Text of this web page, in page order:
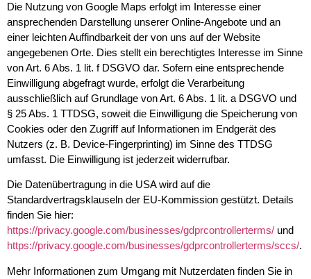
Die Nutzung von Google Maps erfolgt im Interesse einer
ansprechenden Darstellung unserer Online-Angebote und an
einer leichten Auffindbarkeit der von uns auf der Website
angegebenen Orte. Dies stellt ein berechtigtes Interesse im Sinne
von Art. 6 Abs. 1 lit. f DSGVO dar. Sofern eine entsprechende
Einwilligung abgefragt wurde, erfolgt die Verarbeitung
ausschließlich auf Grundlage von Art. 6 Abs. 1 lit. a DSGVO und
§ 25 Abs. 1 TTDSG, soweit die Einwilligung die Speicherung von
Cookies oder den Zugriff auf Informationen im Endgerät des
Nutzers (z. B. Device-Fingerprinting) im Sinne des TTDSG
umfasst. Die Einwilligung ist jederzeit widerrufbar.
Die Datenübertragung in die USA wird auf die
Standardvertragsklauseln der EU-Kommission gestützt. Details
finden Sie hier:
https://privacy.google.com/businesses/gdprcontrollerterms/ und
https://privacy.google.com/businesses/gdprcontrollerterms/sccs/.
Mehr Informationen zum Umgang mit Nutzerdaten finden Sie in